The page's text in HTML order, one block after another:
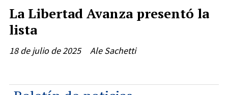
La Libertad Avanza presentó la
lista
Ale Sachetti
18 de julio de 2025